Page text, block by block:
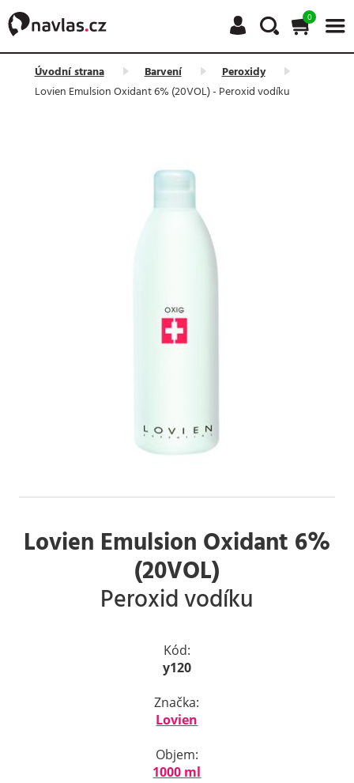
0
Úvodní strana Barvení
Peroxidy
Lovien Emulsion Oxidant 6% (20VOL) - Peroxid vodíku
Lovien Emulsion Oxidant 6%
(20VOL)
Peroxid vodíku
Kód:
y120
Značka:
Lovien
Objem:
1000 ml